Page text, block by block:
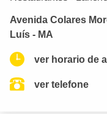
Avenida Colares
Luís - MA
ver horario de
ver telefone